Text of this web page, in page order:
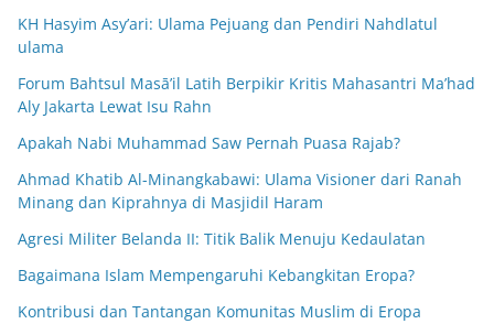
KH Hasyim Asy’ari: Ulama Pejuang dan Pendiri Nahdlatul
ulama
Forum Bahtsul Masā’il Latih Berpikir Kritis Mahasantri Ma’had
Aly Jakarta Lewat Isu Rahn
Apakah Nabi Muhammad Saw Pernah Puasa Rajab?
Ahmad Khatib Al-Minangkabawi: Ulama Visioner dari Ranah
Minang dan Kiprahnya di Masjidil Haram
Agresi Militer Belanda II: Titik Balik Menuju Kedaulatan
Bagaimana Islam Mempengaruhi Kebangkitan Eropa?
Kontribusi dan Tantangan Komunitas Muslim di Eropa